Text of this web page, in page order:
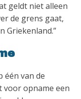
geldt niet alleen
de grens gaat,
Griekenland.”
één van de
voor opname een